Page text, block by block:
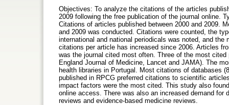
Objectives: To analyze the citations of the articles
2009 following the free publication of the journal online.
Citations of articles published between 2000 and 2009.
and 2009 was conducted. Citations were counted, the
international and national periodicals was noted, and
citations per article has increased since 2006. Articles
was the journal cited most often. Three of the most
England Journal of Medicine, Lancet and JAMA). The
health libraries in Portugal. Most citations of databases
published in RPCG preferred citations to scientific
impact factors were the most cited. This study also
online access. There was also an increased demand
reviews and evidence-based medicine reviews.